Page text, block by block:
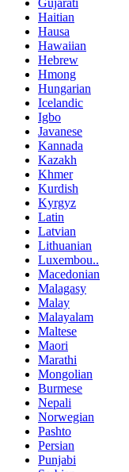
Gujarati
Haitian
Hausa
Hawaiian
Hebrew
Hmong
Hungarian
Icelandic
Igbo
Javanese
Kannada
Kazakh
Khmer
Kurdish
Kyrgyz
Latin
Latvian
Lithuanian
Luxembou..
Macedonian
Malagasy
Malay
Malayalam
Maltese
Maori
Marathi
Mongolian
Burmese
Nepali
Norwegian
Pashto
Persian
Punjabi